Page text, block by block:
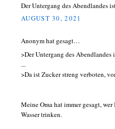
Der Untergang des Abendlandes
AUGUST 30, 2021
Anonym hat gesagt…
>Der Untergang des
...
>Da ist Zucker streng verboten,
Meine Oma hat immer gesagt,
Wasser trinken.